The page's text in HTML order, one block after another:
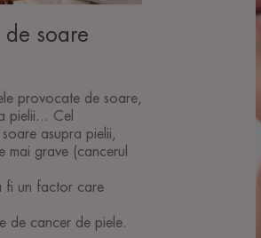
de soare
provocate de soare,
pielii... Cel
asupra pielii,
mai grave (cancerul
fi un factor care
de cancer de piele.